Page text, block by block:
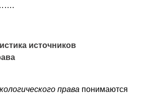
источников
права понимаются